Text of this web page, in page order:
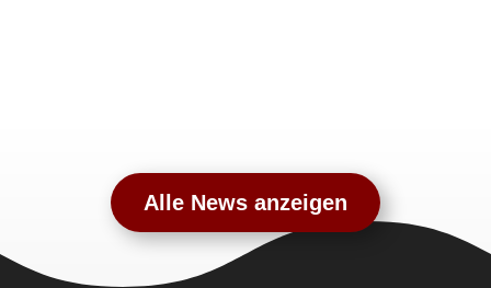
Alle News anzeigen